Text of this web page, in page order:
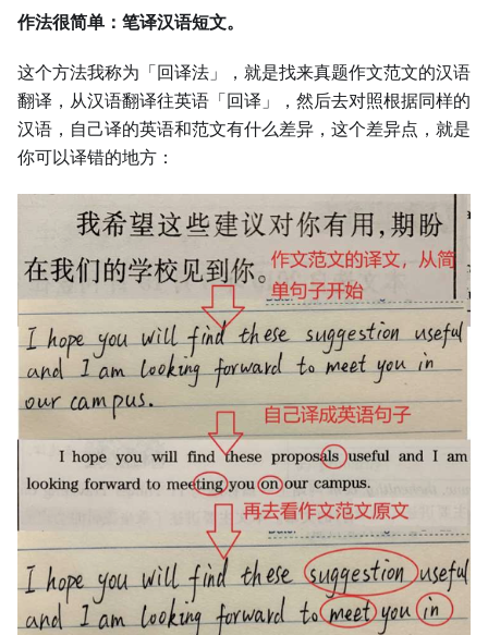
作法很简单：笔译汉语短文。
这个方法我称为「回译法」，就是找来真题作文范文的汉语
翻译，从汉语翻译往英语「回译」，然后去对照根据同样的
汉语，自己译的英语和范文有什么差异，这个差异点，就是
你可以译错的地方：